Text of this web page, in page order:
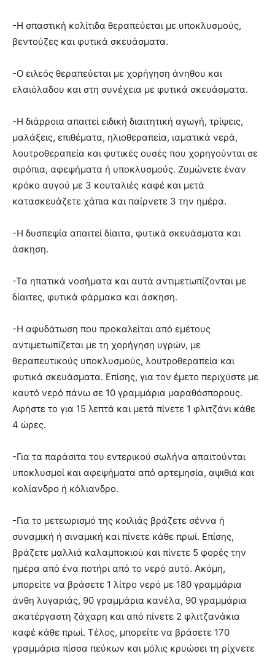
-Η σπαστική κολίτιδα θεραπεύεται με υποκλυσμούς,
βεντούζες και φυτικά σκευάσματα.
-Ο ειλεός θεραπεύεται με χορήγηση άνηθου και
ελαιόλαδου και στη συνέχεια με φυτικά σκευάσματα.
-Η διάρροια απαιτεί ειδική διαιτητική αγωγή, τρίψεις,
μαλάξεις, επιθέματα, ηλιοθεραπεία, ιαματικά νερά,
λουτροθεραπεία και φυτικές ουσές που χορηγούνται σε
σιρόπια, αφεψήματα ή υποκλυσμούς. Ζυμώνετε έναν
κρόκο αυγού με 3 κουταλιές καφέ και μετά
κατασκευάζετε χάπια και παίρνετε 3 την ημέρα.
-Η δυσπεψία απαιτεί δίαιτα, φυτικά σκευάσματα και
άσκηση.
-Τα ηπατικά νοσήματα και αυτά αντιμετωπίζονται με
δίαιτες, φυτικά φάρμακα και άσκηση.
-Η αφυδάτωση που προκαλείται από εμέτους
αντιμετωπίζεται με τη χορήγηση υγρών, με
θεραπευτικούς υποκλυσμούς, λουτροθεραπεία και
φυτικά σκευάσματα. Επίσης, για τον έμετο περιχύστε με
καυτό νερό πάνω σε 10 γραμμάρια μαραθόσπορους.
Αφήστε το για 15 λεπτά και μετά πίνετε 1 φλιτζάνι κάθε
4 ώρες.
-Για τα παράσιτα του εντερικού σωλήνα απαιτούνται
υποκλυσμοί και αφεψήματα από αρτεμησία, αψιθιά και
κολίανδρο ή κόλιανδρο.
-Για το μετεωρισμό της κοιλιάς βράζετε σέννα ή
συναμική ή σιναμική και πίνετε κάθε πρωί. Επίσης,
βράζετε μαλλιά καλαμποκιού και πίνετε 5 φορές την
ημέρα από ένα ποτήρι από το νερό αυτό. Ακόμη,
μπορείτε να βράσετε 1 λίτρο νερό με 180 γραμμάρια
άνθη λυγαριάς, 90 γραμμάρια κανέλα, 90 γραμμάρια
ακατέργαστη ζάχαρη και από πίνετε 2 φλιτζανάκια
καφέ κάθε πρωί. Τέλος, μπορείτε να βράσετε 170
γραμμάρια πίσσα πεύκων και μόλις κρυώσει τη ρίχνετε